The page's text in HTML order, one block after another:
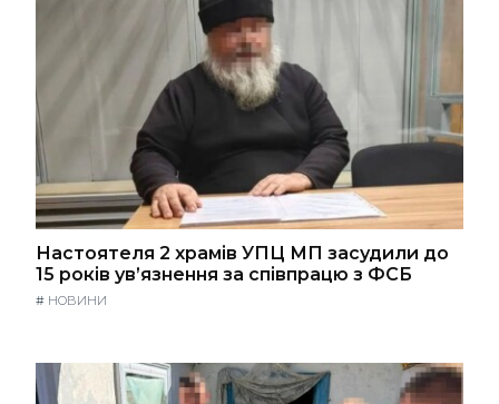
Настоятеля 2 храмів УПЦ МП засудили до
15 років ув’язнення за співпрацю з ФСБ
# НОВИНИ